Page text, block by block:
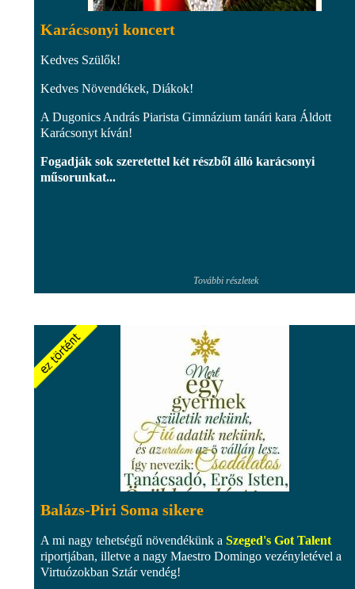
Karácsonyi koncert
Kedves Szülők!
Kedves Növendékek, Diákok!
A Dugonics András Piarista Gimnázium tanári kara Áldott
Karácsonyt kíván!
Fogadják sok szeretettel két részből álló karácsonyi
műsorunkat...
További részletek
Balázs-Piri Soma sikere
A mi nagy tehetségű növendékünk a Szeged's Got Talent
riportjában, illetve a nagy Maestro Domingo vezényletével a
Virtuózokban Sztár vendég!